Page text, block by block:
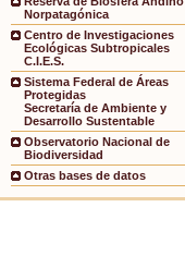
Norpatagónica
Centro de Investigaciones
Ecológicas Subtropicales
C.I.E.S.
Sistema Federal de Áreas
Protegidas
Secretaría de Ambiente y
Desarrollo Sustentable
Observatorio Nacional de
Biodiversidad
Otras bases de datos